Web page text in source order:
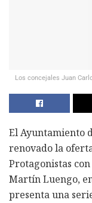
Los concejales Juan
El Ayuntamiento
renovado la
Protagonistas
Martín Luengo,
presenta una